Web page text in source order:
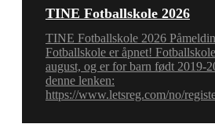
TINE Fotballskole 2026
TINE Fotballskole 2026
Fotballskole er åpnet!
august, og er for barn født 2019-
denne lenken:
https://www.letsreg.com/no/